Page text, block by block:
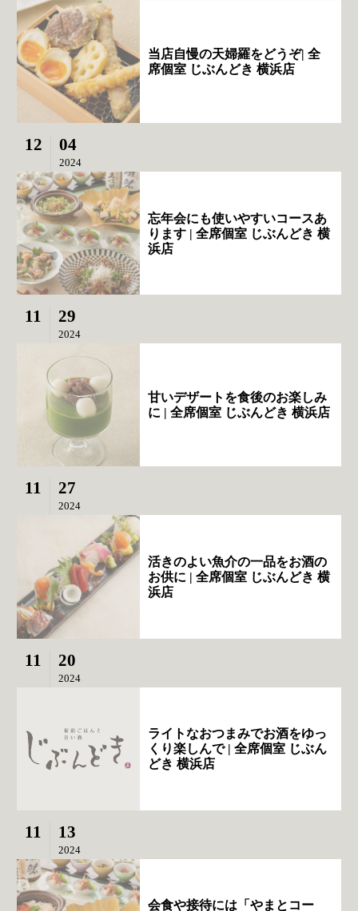
当店自慢の天婦羅をどうぞ| 全
席個室 じぶんどき 横浜店
12 04
2024
忘年会にも使いやすいコースあ
ります | 全席個室 じぶんどき 横
浜店
11 29
2024
甘いデザートを食後のお楽しみ
に | 全席個室 じぶんどき 横浜店
11 27
2024
活きのよい魚介の一品をお酒の
お供に | 全席個室 じぶんどき 横
浜店
11 20
2024
ライトなおつまみでお酒をゆっ
くり楽しんで | 全席個室 じぶん
どき 横浜店
11 13
2024
会食や接待には「やまとコー